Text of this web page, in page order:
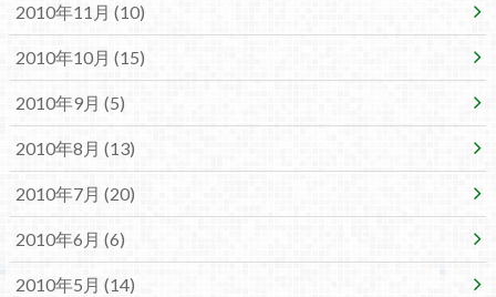
2010年11月 (10)
2010年10月 (15)
2010年9月 (5)
2010年8月 (13)
2010年7月 (20)
2010年6月 (6)
2010年5月 (14)